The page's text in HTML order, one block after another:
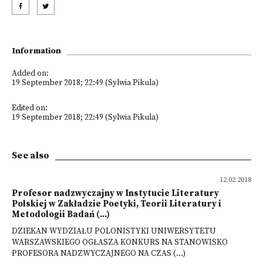
Information
Added on:
19 September 2018; 22:49 (Sylwia Pikula)
Edited on:
19 September 2018; 22:49 (Sylwia Pikula)
See also
12.02.2018
Profesor nadzwyczajny w Instytucie Literatury
Polskiej w Zakładzie Poetyki, Teorii Literatury i
Metodologii Badań (...)
DZIEKAN WYDZIAŁU POLONISTYKI UNIWERSYTETU
WARSZAWSKIEGO OGŁASZA KONKURS NA STANOWISKO
PROFESORA NADZWYCZAJNEGO NA CZAS (...)